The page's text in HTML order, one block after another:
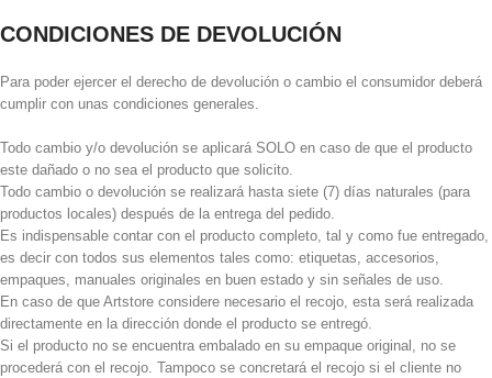
CONDICIONES DE DEVOLUCIÓN
Para poder ejercer el derecho de devolución o cambio el consumidor deberá
cumplir con unas condiciones generales.
Todo cambio y/o devolución se aplicará SOLO en caso de que el producto
este dañado o no sea el producto que solicito.
Todo cambio o devolución se realizará hasta siete (7) días naturales (para
productos locales) después de la entrega del pedido.
Es indispensable contar con el producto completo, tal y como fue entregado,
es decir con todos sus elementos tales como: etiquetas, accesorios,
empaques, manuales originales en buen estado y sin señales de uso.
En caso de que Artstore considere necesario el recojo, esta será realizada
directamente en la dirección donde el producto se entregó.
Si el producto no se encuentra embalado en su empaque original, no se
procederá con el recojo. Tampoco se concretará el recojo si el cliente no